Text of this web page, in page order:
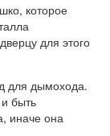
которое
для этого
для дымохода.
быть
иначе она